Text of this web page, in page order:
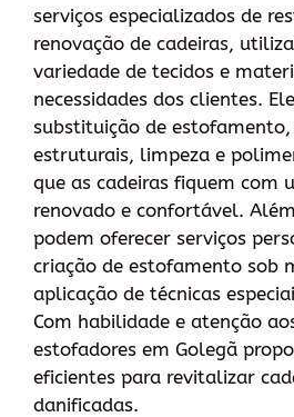
serviços especializados de
renovação de cadeiras,
variedade de tecidos e
necessidades dos clientes.
substituição de estofamento,
estruturais, limpeza e
que as cadeiras fiquem com
renovado e confortável.
podem oferecer serviços
criação de estofamento sob
aplicação de técnicas
Com habilidade e atenção
estofadores em Golegã
eficientes para revitalizar
danificadas.